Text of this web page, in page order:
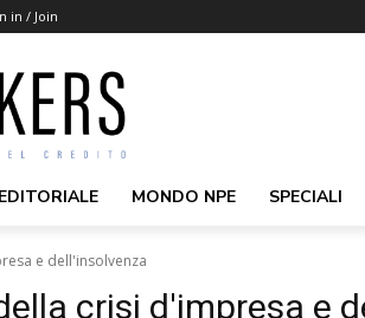
in / Join
MONDO NPE SPECIALI
e dell'insolvenza
crisi d'impresa e